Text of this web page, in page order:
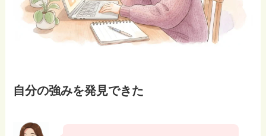
自分の強みを発見できた